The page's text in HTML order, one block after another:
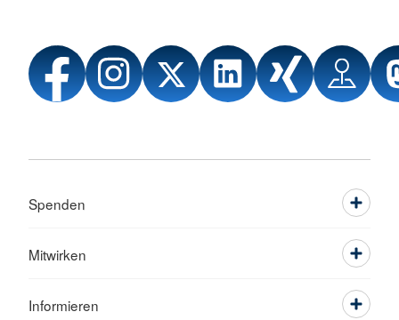
Spenden
Mitwirken
Informieren